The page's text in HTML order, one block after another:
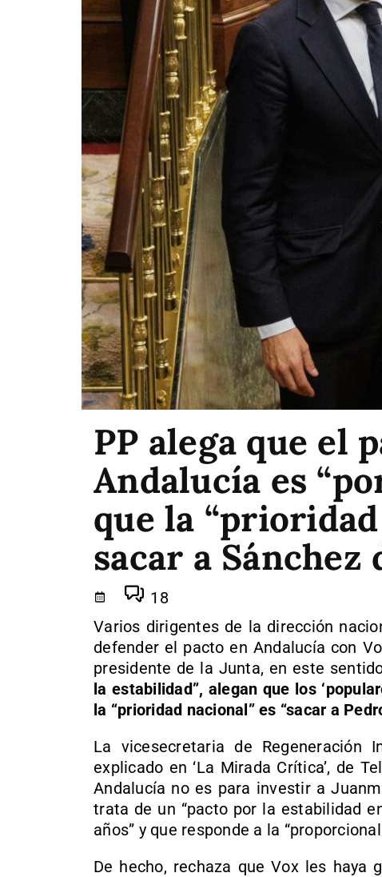
PP alega que el
Andalucía es
que la
sacar a Sánchez
18
Varios dirigentes de la dirección
defender el pacto en Andalucía con
presidente de la Junta, en este
la estabilidad”, alegan que los
la “prioridad nacional” es “sacar a
La vicesecretaria de Regeneración
explicado en ‘La Mirada Crítica’, de
Andalucía no es para investir a
trata de un “pacto por la estabilidad
años” y que responde a la
De hecho, rechaza que Vox les